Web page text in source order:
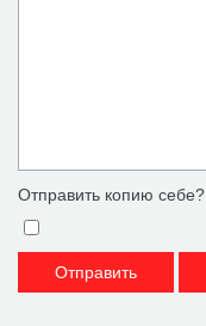
Отправить копию себе?
Отправить